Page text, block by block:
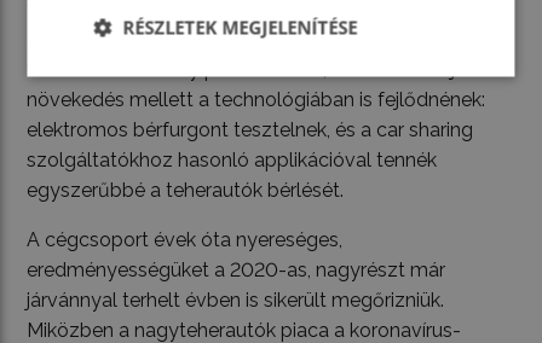
célzó lakossági bérlés is. A cégcsoport ezeken a
növekedés mellett a technológiában is fejlődnének:
elektromos bérfurgont tesztelnek, és a car sharing
szolgáltatókhoz hasonló applikációval tennék
egyszerűbbé a teherautók bérlését.
A cégcsoport évek óta nyereséges,
eredményességüket a 2020-as, nagyrészt már
járvánnyal terhelt évben is sikerült megőrizniük.
Miközben a nagyteherautók piaca a koronavírus-
RÉSZLETEK MEGJELENÍTÉSE